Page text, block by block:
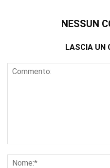
NESSUN
LASCIA UN